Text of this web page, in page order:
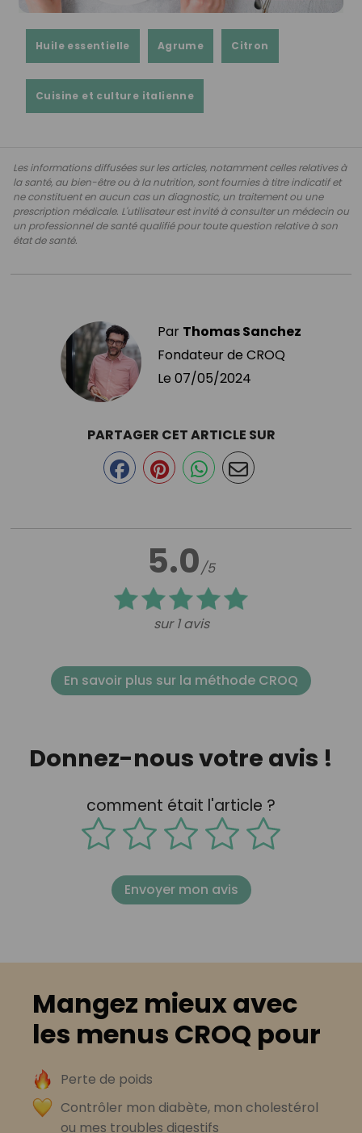
Huile essentielle Agrume Citron
Cuisine et culture italienne
Les informations diffusées sur les articles, notamment celles relatives à
la santé, au bien-être ou à la nutrition, sont fournies à titre indicatif et
ne constituent en aucun cas un diagnostic, un traitement ou une
prescription médicale. L'utilisateur est invité à consulter un médecin ou
un professionnel de santé qualifié pour toute question relative à son
état de santé.
Par Thomas Sanchez
Fondateur de CROQ
Le 07/05/2024
5.0/5
sur 1 avis
PARTAGER CET ARTICLE SUR
En savoir plus sur la méthode CROQ
Donnez-nous votre avis !
comment était l'article ?
Envoyer mon avis
Mangez mieux avec
les menus CROQ pour
Perte de poids
Contrôler mon diabète, mon cholestérol
ou mes troubles digestifs